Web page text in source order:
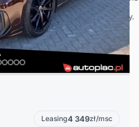
Leasing4 349zł/msc